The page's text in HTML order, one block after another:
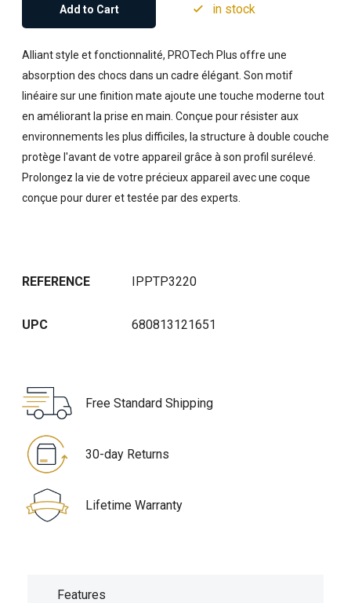
Add to Cart in stock
Alliant style et fonctionnalité, PROTech Plus offre une
absorption des chocs dans un cadre élégant. Son motif
linéaire sur une finition mate ajoute une touche moderne tout
en améliorant la prise en main. Conçue pour résister aux
environnements les plus difficiles, la structure à double couche
protège l'avant de votre appareil grâce à son profil surélevé.
Prolongez la vie de votre précieux appareil avec une coque
conçue pour durer et testée par des experts.
REFERENCE IPPTP3220
UPC 680813121651
Free Standard Shipping
30-day Returns
Lifetime Warranty
Features